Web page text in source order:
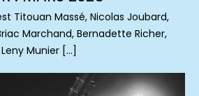
Titouan Massé, Nicolas Joubard,
Marchand, Bernadette Richer,
Munier […]